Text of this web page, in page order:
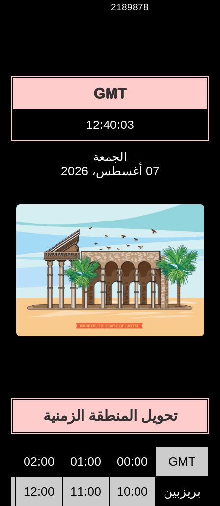
2189878
GMT
12:40:04
الجمعة
07 أغسطس، 2026
تحويل المنطقة الزمنية
GMT
00:00
01:00
02:00
بريزبين 10:00
11:00
12:00